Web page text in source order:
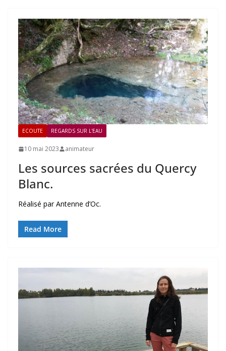
ECOUTE REGARDS SUR L'EAU
10 mai 2023 animateur
Les sources sacrées du Quercy
Blanc.
Réalisé par Antenne d’Oc.
Read More